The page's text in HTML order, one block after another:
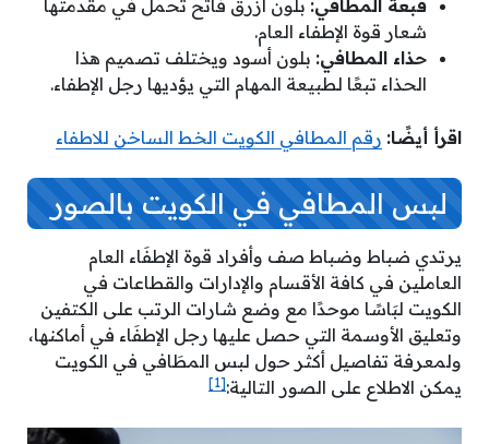
قبعة المطافي: بلون أزرق فاتح تحمل في مقدمتها
شعار قوة الإطفاء العام.
حذاء المطافي: بلون أسود ويختلف تصميم هذا
الحذاء تبعًا لطبيعة المهام التي يؤديها رجل الإطفاء.
اقرأ أيضًا: رقم المطافي الكويت الخط الساخن للاطفاء
لبس المطافي في الكويت بالصور
يرتدي ضباط وضباط صف وأفراد قوة الإطفَاء العام
العاملين في كافة الأقسام والإدارات والقطاعات في
الكويت لبَاسًا موحدًا مع وضع شارات الرتب على الكتفين
وتعليق الأوسمة التي حصل عليها رجل الإطفَاء في أماكنها،
ولمعرفة تفاصيل أكثر حول لبس المطَافي في الكويت
يمكن الاطلاع على الصور التالية:[1]